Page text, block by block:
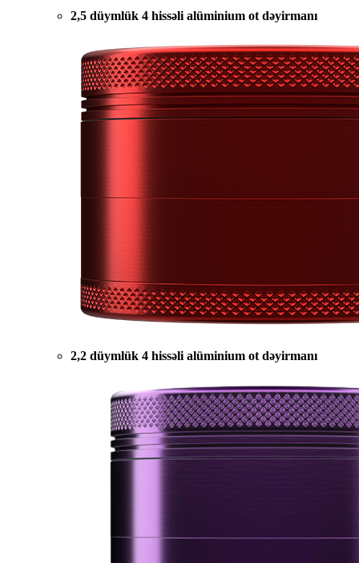
2,5 düymlük 4 hissəli alüminium ot dəyirmanı
2,2 düymlük 4 hissəli alüminium ot dəyirmanı